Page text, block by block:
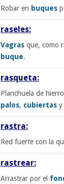
Robar en buques
raseles:
Vagras que, como
buque.
rasqueta:
Planchuela de
palos, cubiertas y
rastra:
Red fuerte con la
rastrear:
Arrastrar por el